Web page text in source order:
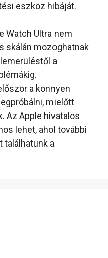
eszköz hibáját.
Watch Ultra nem
skálán mozoghatnak
a
a könnyen
mielőtt
Az Apple hivatalos
lehet, ahol további
a